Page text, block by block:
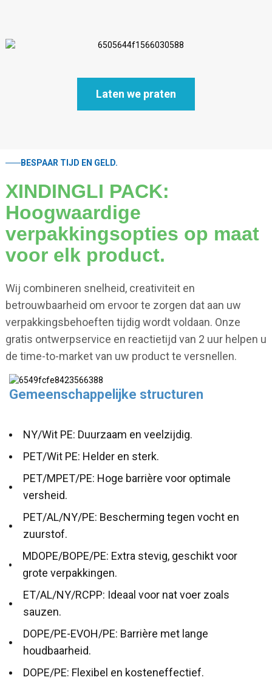
Laten we praten
BESPAAR TIJD EN GELD.
XINDINGLI PACK:
Hoogwaardige
verpakkingsopties op maat
voor elk product.
Wij combineren snelheid, creativiteit en
betrouwbaarheid om ervoor te zorgen dat aan uw
verpakkingsbehoeften tijdig wordt voldaan. Onze
gratis ontwerpservice en reactietijd van 2 uur helpen u
de time-to-market van uw product te versnellen.
Gemeenschappelijke structuren
NY/Wit PE: Duurzaam en veelzijdig.
PET/Wit PE: Helder en sterk.
PET/MPET/PE: Hoge barrière voor optimale
versheid.
PET/AL/NY/PE: Bescherming tegen vocht en
zuurstof.
MDOPE/BOPE/PE: Extra stevig, geschikt voor
grote verpakkingen.
ET/AL/NY/RCPP: Ideaal voor nat voer zoals
sauzen.
DOPE/PE-EVOH/PE: Barrière met lange
houdbaarheid.
DOPE/PE: Flexibel en kosteneffectief.